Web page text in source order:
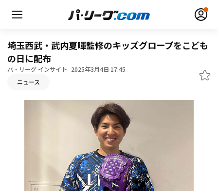
無料アカウント登録
順位表･成績
埼玉西武・武内夏暉監修のキッズグローブをこども
の日に配布
パ・リーグ インサイト 2025年3月4日 17:45
ニュース